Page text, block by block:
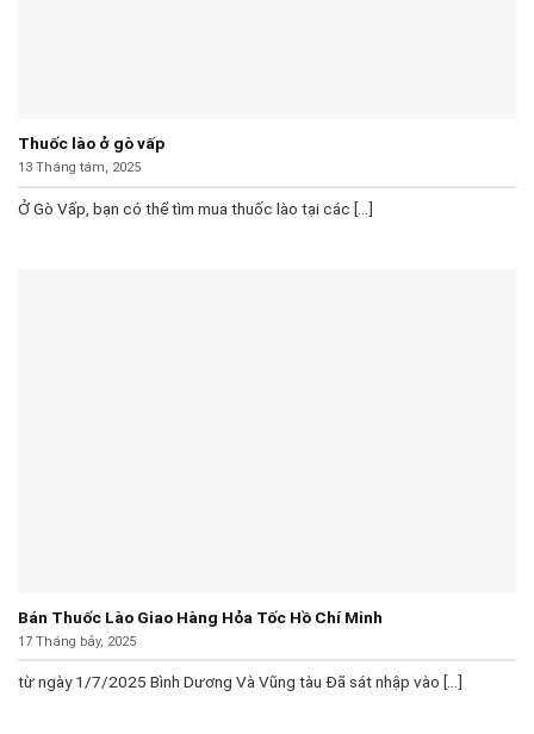
Thuốc lào ở gò vấp
13 Tháng tám, 2025
Ở Gò Vấp, bạn có thể tìm mua thuốc lào tại các [...]
Bán Thuốc Lào Giao Hàng Hỏa Tốc Hồ Chí Minh
17 Tháng bảy, 2025
từ ngày 1/7/2025 Bình Dương Và Vũng tàu Đã sát nhập vào [...]